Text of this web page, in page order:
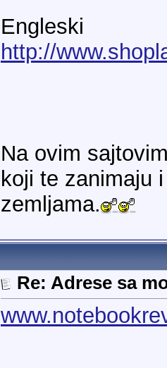
Engleski
http://
Na ovim
koji te zanimaju
zemljama.
Re: Adrese sa